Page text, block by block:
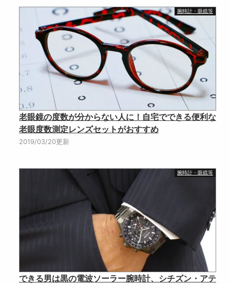
腕時計・眼鏡等
老眼鏡の度数が分からない人に！自宅でできる便利な
老眼度数測定レンズセットがおすすめ
2019/03/20更新
腕時計・眼鏡等
できる男は黒の電波ソーラー腕時計、シチズン・アテ